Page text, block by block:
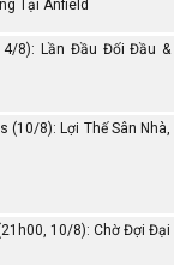
Tại Anfield
8): Lần Đầu Đối Đầu &
(10/8): Lợi Thế Sân Nhà,
10/8): Chờ Đợi Đại